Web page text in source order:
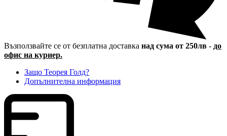
Възползвайте се от безплатна доставка над сума от 250лв - до
офис на куриер.
Защо Теорея Голд?
Допълнителна информация